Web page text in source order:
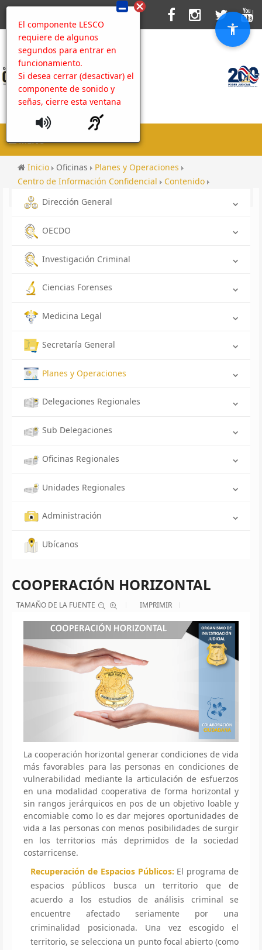
El componente LESCO
requiere de algunos
segundos para entrar en
funcionamiento.
Si desea cerrar (desactivar) el
componente de sonido y
señas, cierre esta ventana
MENU
Inicio Oficinas
Planes y Operaciones
Centro de Información Confidencial
Contenido
Cooperación horizontal
Dirección General
OECDO
Investigación Criminal
Ciencias Forenses
Medicina Legal
Secretaría General
Planes y Operaciones
Delegaciones Regionales
Sub Delegaciones
Oficinas Regionales
Unidades Regionales
Administración
Ubícanos
COOPERACIÓN HORIZONTAL
TAMAÑO DE LA FUENTE IMPRIMIR
La cooperación horizontal generar condiciones de vida
más favorables para las personas en condiciones de
vulnerabilidad mediante la articulación de esfuerzos
en una modalidad cooperativa de forma horizontal y
sin rangos jerárquicos en pos de un objetivo loable y
encomiable como lo es dar mejores oportunidades de
vida a las personas con menos posibilidades de surgir
en los territorios más deprimidos de la sociedad
costarricense.
Recuperación de Espacios Públicos: El programa de
espacios públicos busca un territorio que de
acuerdo a los estudios de análisis criminal se
encuentre afectado seriamente por una
criminalidad posicionada. Una vez escogido el
territorio, se selecciona un punto focal abierto (como